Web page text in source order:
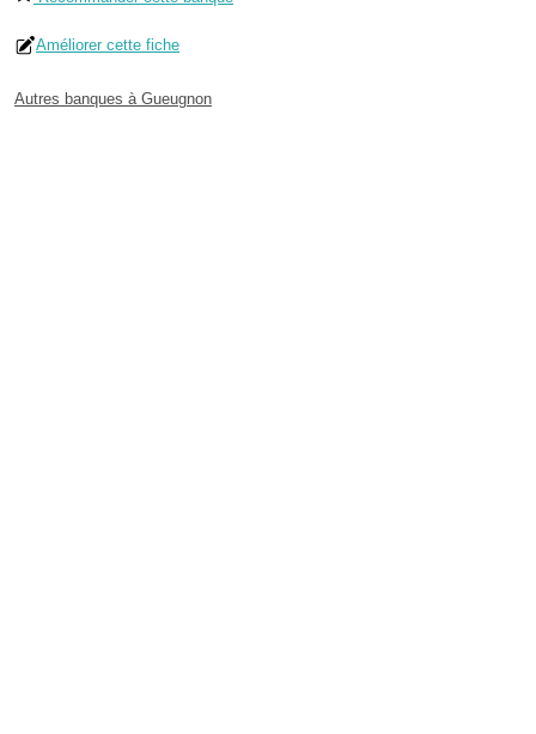
Améliorer cette fiche
Autres banques à Gueugnon